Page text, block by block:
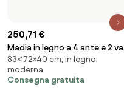
Tortora ARTE 180 con 5 piedini
Consegna gratuita